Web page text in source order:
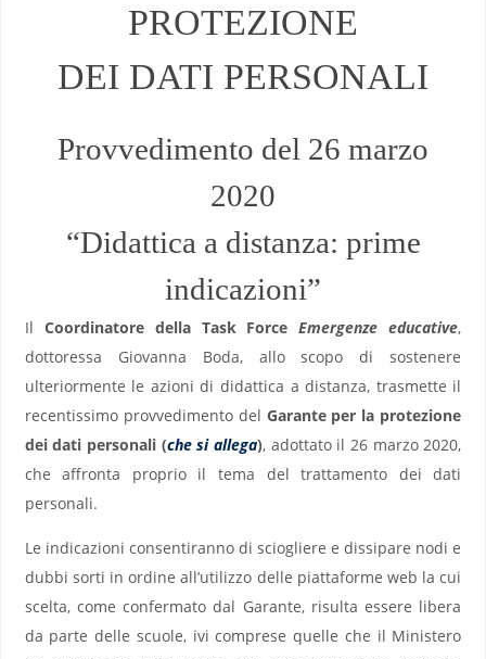
PROTEZIONE
DEI DATI PERSONALI
Provvedimento del 26 marzo
2020
“Didattica a distanza: prime
indicazioni”
Il Coordinatore della Task ForceEmergenze educative,
dottoressa Giovanna Boda, allo scopo di sostenere
ulteriormente le azioni di didattica a distanza, trasmette il
recentissimo provvedimento del Garante per la protezione
dei dati personali (che si allega), adottato il 26 marzo 2020,
che affronta proprio il tema del trattamento dei dati
personali.
Le indicazioni consentiranno di sciogliere e dissipare nodi e
dubbi sorti in ordine all’utilizzo delle piattaforme web la cui
scelta, come confermato dal Garante, risulta essere libera
da parte delle scuole, ivi comprese quelle che il Ministero